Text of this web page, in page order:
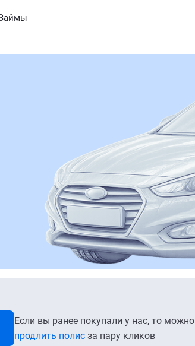
Если вы ранее покупали у нас, то можно
продлить полис за пару кликов